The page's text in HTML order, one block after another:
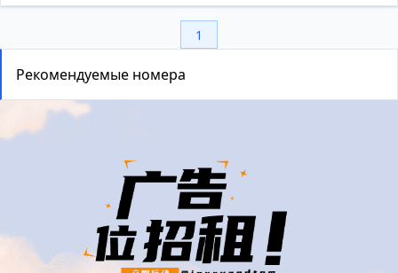
1
Рекомендуемые номера